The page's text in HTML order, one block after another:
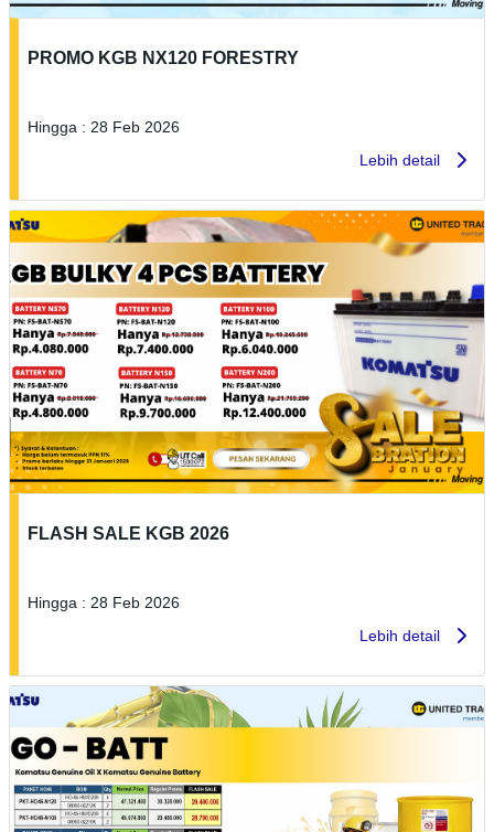
PROMO KGB NX120 FORESTRY
Hingga : 28 Feb 2026
Lebih detail
FLASH SALE KGB 2026
Hingga : 28 Feb 2026
Lebih detail